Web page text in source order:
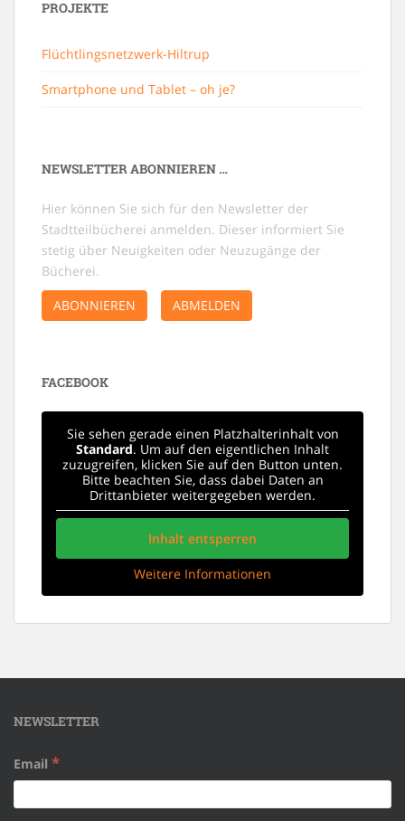
PROJEKTE
Flüchtlingsnetzwerk-Hiltrup
Smartphone und Tablet – oh je?
NEWSLETTER ABONNIEREN …
Hier können Sie sich für den Newsletter der
Stadtteilbücherei anmelden. Dieser informiert Sie
stetig über Neuigkeiten oder Neuzugänge der
Bücherei.
ABONNIEREN
ABMELDEN
FACEBOOK
Sie sehen gerade einen Platzhalterinhalt von
Standard. Um auf den eigentlichen Inhalt
zuzugreifen, klicken Sie auf den Button unten.
Bitte beachten Sie, dass dabei Daten an
Drittanbieter weitergegeben werden.
Inhalt entsperren
Weitere Informationen
NEWSLETTER
Email *